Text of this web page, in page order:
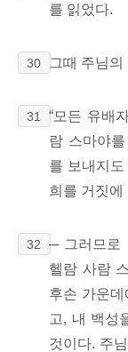
를 읽었다.
30 그때 주님
31
“모든 유배
람 스마야
를 보내지
희를 거짓에
32
─ 그러므로
헬람 사람
후손 가운
고, 내 백성
것이다. 주